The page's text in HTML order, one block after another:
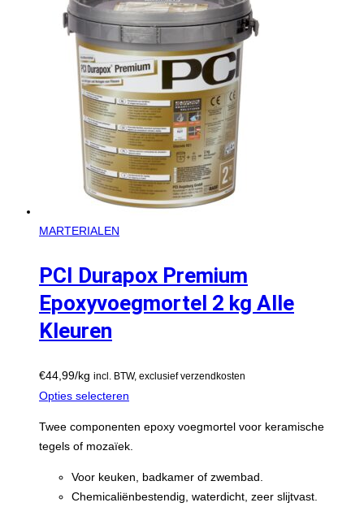
MARTERIALEN
PCI Durapox Premium
Epoxyvoegmortel 2 kg Alle
Kleuren
€44,99/kg incl. BTW, exclusief verzendkosten
Opties selecteren
Twee componenten epoxy voegmortel voor keramische
tegels of mozaïek.
Voor keuken, badkamer of zwembad.
Chemicaliënbestendig, waterdicht, zeer slijtvast.